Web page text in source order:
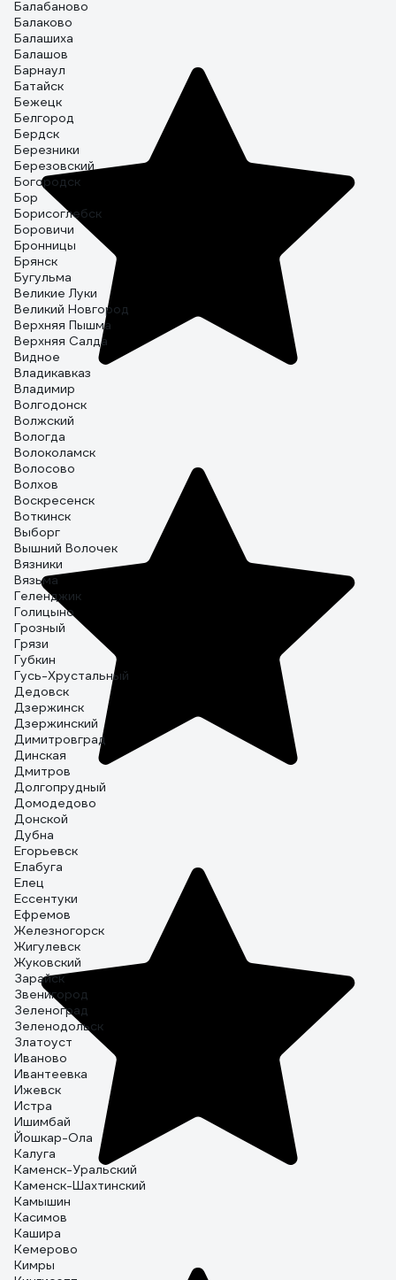
Балабаново
Балаково
Балашиха
Балашов
Барнаул
Батайск
Бежецк
Белгород
Бердск
Березники
Березовский
Богородск
Бор
Борисоглебск
Боровичи
Бронницы
Брянск
Бугульма
Великие Луки
Великий Новгород
Верхняя Пышма
Верхняя Салда
Видное
Владикавказ
Владимир
Волгодонск
Волжский
Вологда
Волоколамск
Волосово
Волхов
Воскресенск
Воткинск
Выборг
Вышний Волочек
Вязники
Вязьма
Геленджик
Голицыно
Грозный
Грязи
Губкин
Гусь-Хрустальный
Дедовск
Дзержинск
Дзержинский
Димитровград
Динская
Дмитров
Долгопрудный
Домодедово
Донской
Дубна
Егорьевск
Елабуга
Елец
Ессентуки
Ефремов
Железногорск
Жигулевск
Жуковский
Зарайск
Звенигород
Зеленоград
Зеленодольск
Златоуст
Иваново
Ивантеевка
Ижевск
Истра
Ишимбай
Йошкар-Ола
Калуга
Каменск-Уральский
Каменск-Шахтинский
Камышин
Касимов
Кашира
Кемерово
Кимры